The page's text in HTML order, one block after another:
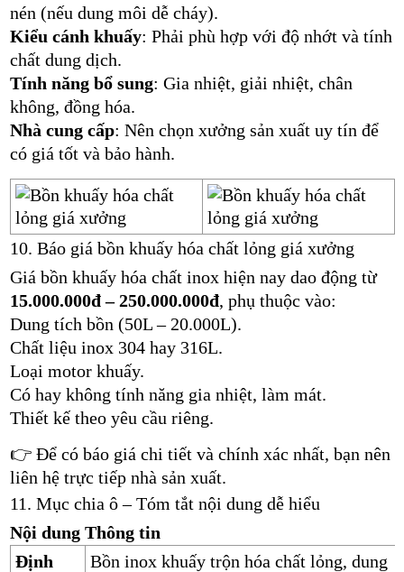
nén (nếu dung môi dễ cháy).
Kiểu cánh khuấy: Phải phù hợp với độ nhớt và tính
chất dung dịch.
Tính năng bổ sung: Gia nhiệt, giải nhiệt, chân
không, đồng hóa.
Nhà cung cấp: Nên chọn xưởng sản xuất uy tín để
có giá tốt và bảo hành.
10. Báo giá bồn khuấy hóa chất lỏng giá xưởng
Giá bồn khuấy hóa chất inox hiện nay dao động từ
15.000.000đ – 250.000.000đ, phụ thuộc vào:
Dung tích bồn (50L – 20.000L).
Chất liệu inox 304 hay 316L.
Loại motor khuấy.
Có hay không tính năng gia nhiệt, làm mát.
Thiết kế theo yêu cầu riêng.
👉 Để có báo giá chi tiết và chính xác nhất, bạn nên
liên hệ trực tiếp nhà sản xuất.
11. Mục chia ô – Tóm tắt nội dung dễ hiểu
Nội dung Thông tin
Định
Bồn inox khuấy trộn hóa chất lỏng, dung